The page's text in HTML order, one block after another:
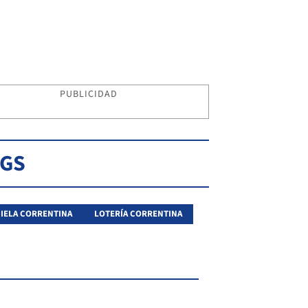
PUBLICIDAD
CORRENTINA LOTERÍA CORRENTINA